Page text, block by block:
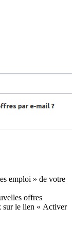
emploi » de votre
offres
sur le lien « Activer